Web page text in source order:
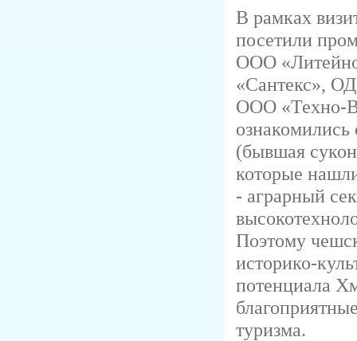
В рамках
посетили
ООО
«Сантекс»,
ООО «Техно-
(бывшая
которые
- аграрный
Поэтому
историко-
потенциала
туризма.